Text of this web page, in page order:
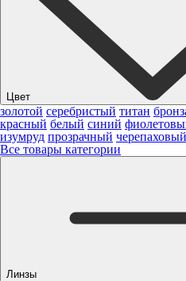
Цвет
золотой серебристый титан
красный белый синий
изумруд прозрачный черепаховый
Все товары категории
Линзы